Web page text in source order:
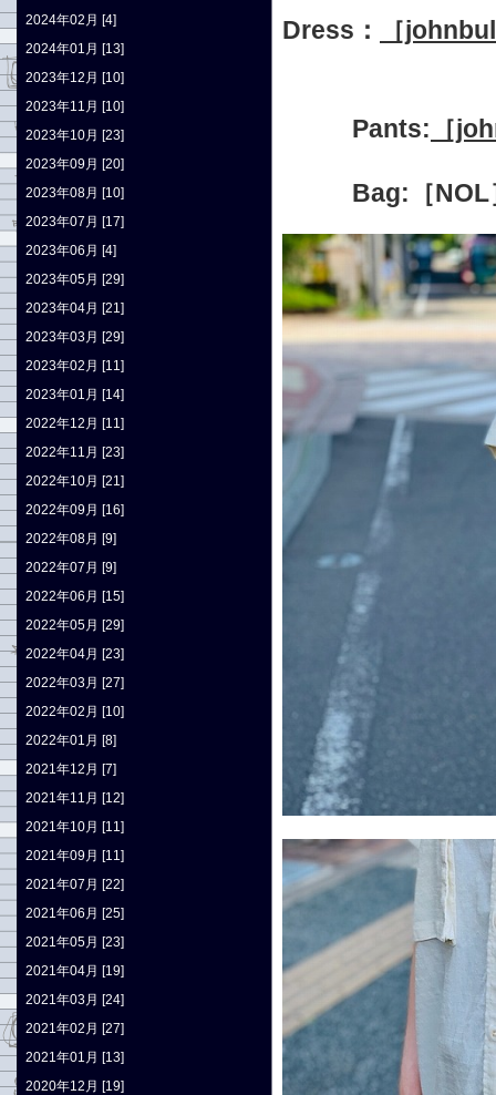
Dress： ［
Pants: ［
Bag:［
2024年02月 [4]
2024年01月 [13]
2023年12月 [10]
2023年11月 [10]
2023年10月 [23]
2023年09月 [20]
2023年08月 [10]
2023年07月 [17]
2023年06月 [4]
2023年05月 [29]
2023年04月 [21]
2023年03月 [29]
2023年02月 [11]
2023年01月 [14]
2022年12月 [11]
2022年11月 [23]
2022年10月 [21]
2022年09月 [16]
2022年08月 [9]
2022年07月 [9]
2022年06月 [15]
2022年05月 [29]
2022年04月 [23]
2022年03月 [27]
2022年02月 [10]
2022年01月 [8]
2021年12月 [7]
2021年11月 [12]
2021年10月 [11]
2021年09月 [11]
2021年07月 [22]
2021年06月 [25]
2021年05月 [23]
2021年04月 [19]
2021年03月 [24]
2021年02月 [27]
2021年01月 [13]
2020年12月 [19]